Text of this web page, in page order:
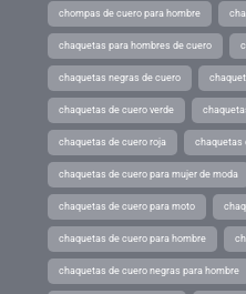
chompas de cuero para hombre
chaquetas para hombres de cuero
chaquetas negras de cuero
chaquetas de cuero verde
chaquetas de cuero roja chaquetas
chaquetas de cuero para mujer de moda
chaquetas de cuero para moto
chaquetas de cuero para hombre
chaquetas de cuero negras para hombre